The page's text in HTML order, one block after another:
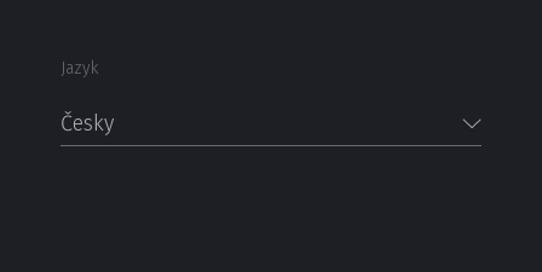
Jazyk
Česky